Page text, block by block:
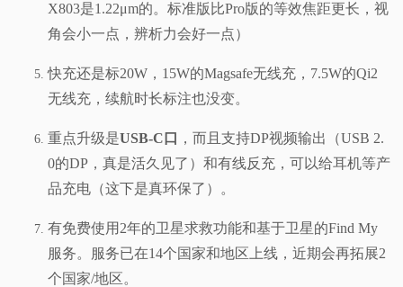
X803是1.22μm的。标准版比Pro版的等效焦距更长，视
角会小一点，辨析力会好一点）
快充还是标20W，15W的Magsafe无线充，7.5W的Qi2
无线充，续航时长标注也没变。
重点升级是USB-C口
，而且支持DP视频输出（USB 2.
0的DP，真是活久见了）和有线反充，可以给耳机等产
品充电（这下是真环保了）。
有免费使用2年的卫星求救功能和基于卫星的Find My
服务。服务已在14个国家和地区上线，近期会再拓展2
个国家/地区。